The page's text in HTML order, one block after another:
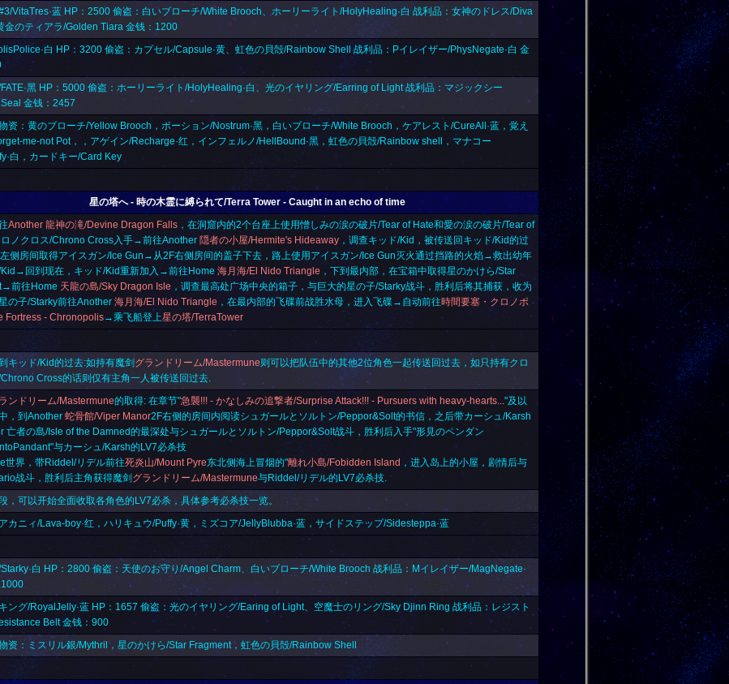
VitaTres·蓝 HP：2500 偷盗：白いブローチ/White Brooch、ホーリーライト/HolyHealing·白 战利品：女神のドレス/Diva
金のティアラ/Golden Tiara 金钱：1200
白 HP：3200 偷盗：カプセル/Capsule·黄、虹色の貝殻/Rainbow Shell 战利品：Pイレイザー/PhysNegate·白 金
黑 HP：5000 偷盗：ホーリーライト/HolyHealing·白、光のイヤリング/Earring of Light 战利品：マジックシー
金钱：2457
资：黄のブローチ/Yellow Brooch，ポーション/Nostrum·黑，白いブローチ/White Brooch，ケアレスト/CureAll·蓝，覚え
me-not Pot，，アゲイン/Recharge·红，インフェルノ/HellBound·黑，虹色の貝殻/Rainbow shell，マナコー
白， カードキー/Card Key
星の塔へ - 時の木霊に縛られて/Terra Tower - Caught in an echo of time
Another 龍神の滝/Devine Dragon Falls，在洞窟内的2个台座上使用憎しみの涙の破片/Tear of Hate和愛の涙の破片/Tear of
ノクロス/Chrono Cross入手→前往Another 隠者の小屋/Hermite's Hideaway，调查キッド/Kid，被传送回キッド/Kid的过
侧房间取得アイスガン/Ice Gun →从2F右侧房间的盖子下去，路上使用 アイスガン/Ice Gun灭火通过挡路的火焰→救出幼年
Kid→回到现在，キッド/Kid重新加入→前往Home 海月海/El Nido Triangle，下到最内部，在宝箱中取得星のかけら/Star
→前往Home 天龍の島/Sky Dragon Isle ，调查最高处广场中央的箱子，与巨大的星の子/Starky战斗，胜利后将其捕获，收为
の子/Starky前往Another 海月海/El Nido Triangle ，在最内部的飞碟前战胜水母，进入飞碟→自动前往時間要塞・クロノポ
Fortress - Chronopolis→乘飞船登上星の塔/TerraTower
キッド/Kid的过去:如持有魔剑 グランドリーム/Mastermune则可以把队伍中的其他2位角色一起传送回过去，如只持有クロ
Chrono Cross的话则仅有主角一人被传送回过去.
ンドリーム/Mastermune的取得: 在章节"急襲!!! - かなしみの追撃者/Surprise Attack!!! - Pursuers with heavy-hearts..."及以
，到Another 蛇骨館/Viper Manor2F右侧的房间内阅读シュガールとソルトン/Peppor&Solt的书信，之后带カーシュ/Karsh
亡者の島/Isle of the Damned的最深处与シュガールとソルトン/Peppor&Solt战斗，胜利后入手"形見のペンダン
"与カーシュ/Karsh的LV7必杀技
世界，带Riddel/リデル前往死炎山/Mount Pyre东北侧海上冒烟的"離れ小島/Fobidden Island ，进入岛上的小屋，剧情后与
战斗，胜利后主角获得魔剑 グランドリーム/Mastermune与Riddel/リデル的LV7必杀技.
，可以开始全面收取各角色的LV7必杀，具体参考必杀技一览。
カニィ/Lava-boy·红，ハリキュウ/Puffy·黄，ミズコア/JellyBlubba·蓝，サイドステップ/Sidesteppa·蓝
白 HP：2800 偷盗：天使のお守り/Angel Charm、白いブローチ/White Brooch 战利品：Mイレイザー/MagNegate·
ング/RoyalJelly·蓝 HP：1657 偷盗：光のイヤリング/Earing of Light、空魔士のリング/Sky Djinn Ring 战利品：レジスト
Belt 金钱：900
资：ミスリル銀/Mythril， 星のかけら/Star Fragment，虹色の貝殻/Rainbow Shell